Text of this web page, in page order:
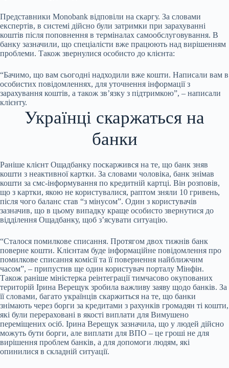
Представники Monobank відповіли на скаргу. За словами
експертів, в системі дійсно були затримки при зарахуванні
коштів після поповнення в терміналах самообслуговування. В
банку зазначили, що спеціалісти вже працюють над вирішенням
проблеми. Також звернулися особисто до клієнта:
“Бачимо, що вам сьогодні надходили вже кошти. Написали вам в
особистих повідомленнях, для уточнення інформації з
зарахування коштів, а також зв’язку з підтримкою”, – написали
клієнту.
Українці скаржаться на
банки
Раніше клієнт Ощадбанку поскаржився на те, що банк зняв
кошти з неактивної картки. За словами чоловіка, банк знімав
кошти за смс-інформування по кредитній картці. Він розповів,
що з картки, якою не користувалися, раптом зняли 10 гривень,
після чого баланс став “з мінусом”. Один з користувачів
зазначив, що в цьому випадку краще особисто звернутися до
відділення Ощадбанку, щоб з’ясувати ситуацію.
“Сталося помилкове списання. Протягом двох тижнів банк
поверне кошти. Клієнтам буде інформаційне повідомлення про
помилкове списання комісії та її повернення найближчим
часом”, – припустив ще один користувач порталу Мінфін.
Також раніше міністерка реінтеграції тимчасово окупованих
територій Ірина Верещук зробила важливу заяву щодо банків. За
її словами, багато українців скаржиться на те, що банки
знімають через борги за кредитами з рахунків громадян ті кошти,
які були перераховані в якості виплати для Вимушено
переміщених осіб. Ірина Верещук зазначила, що у людей дійсно
можуть бути борги, але виплати для ВПО – це гроші не для
вирішення проблем банків, а для допомоги людям, які
опинилися в складній ситуації.